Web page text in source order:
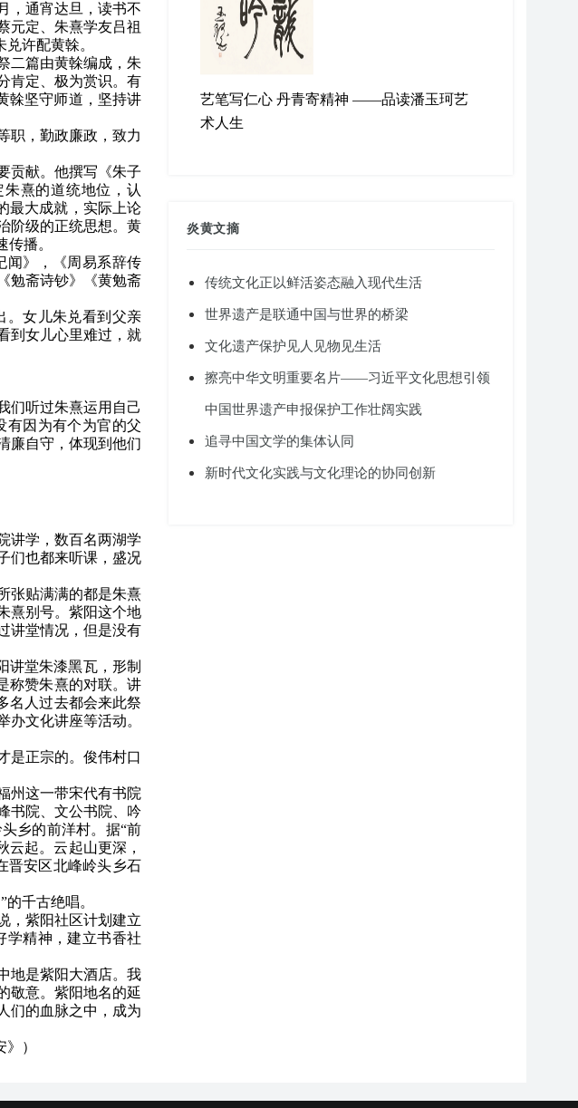
，通宵达旦，读书不
元定、朱熹学友吕祖
许配黄榦。
二篇由黄榦编成，朱
肯定、极为赏识。有
榦坚守师道，坚持讲
职，勤政廉政，致力
贡献。他撰写《朱子
熹的道统地位，认
最大成就，实际上论
阶级的正统思想。黄
播。
闻》，《周易系辞传
勉斋诗钞》《黄勉斋
。女儿朱兑看到父亲
到女儿心里难过，就
们听过朱熹运用自己
有因为有个为官的父
廉自守，体现到他们
讲学，数百名两湖学
们也都来听课，盛况
张贴满满的都是朱熹
熹别号。紫阳这个地
讲堂情况，但是没有
讲堂朱漆黑瓦，形制
称赞朱熹的对联。讲
名人过去都会来此祭
文化讲座等活动。
是正宗的。俊伟村口
州这一带宋代有书院
书院、文公书院、吟
乡的前洋村。据“前
云起。云起山更深，
晋安区北峰岭头乡石
千古绝唱。
，紫阳社区计划建立
学精神，建立书香社
地是紫阳大酒店。我
敬意。紫阳地名的延
们的血脉之中，成为
》）
艺笔写仁心 丹青寄精神 ——品读潘玉珂艺
术人生
炎黄文摘
传统文化正以鲜活姿态融入现代生活
世界遗产是联通中国与世界的桥梁
文化遗产保护见人见物见生活
擦亮中华文明重要名片——习近平文化思想引领
中国世界遗产申报保护工作壮阔实践
追寻中国文学的集体认同
新时代文化实践与文化理论的协同创新